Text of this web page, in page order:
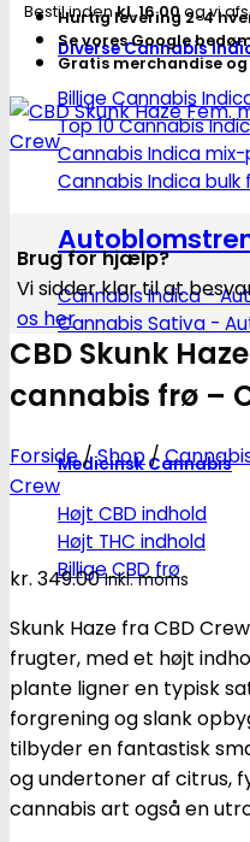
Diverse Cannabis
Billige Cannabis
Top 10 Cannabis
Cannabis Indica mix-
Cannabis Indica bulk
Cannabis Indica -
Cannabis Sativa -
Medicinsk Cannabis
Højt CBD indhold
Højt THC indhold
Billige CBD frø
Bestil indenkl. 16.00og vi
Hurtig levering 2-4
Se vores Google
Gratis merchandise
Brug for hjælp?
Vi sidder klar til at
os her
CBD Skunk
cannabis frø –
Forside/Shop/
Crew
kr. 349.00 Inkl. moms
Skunk Haze fra CBD
frugter, med et højt
plante ligner en typisk
forgrening og slank
tilbyder en fantastisk
og undertoner af citrus,
cannabis art også en